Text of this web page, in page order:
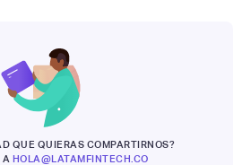
QUE QUIERAS COMPARTIRNOS?
A HOLA@LATAMFINTECH.CO